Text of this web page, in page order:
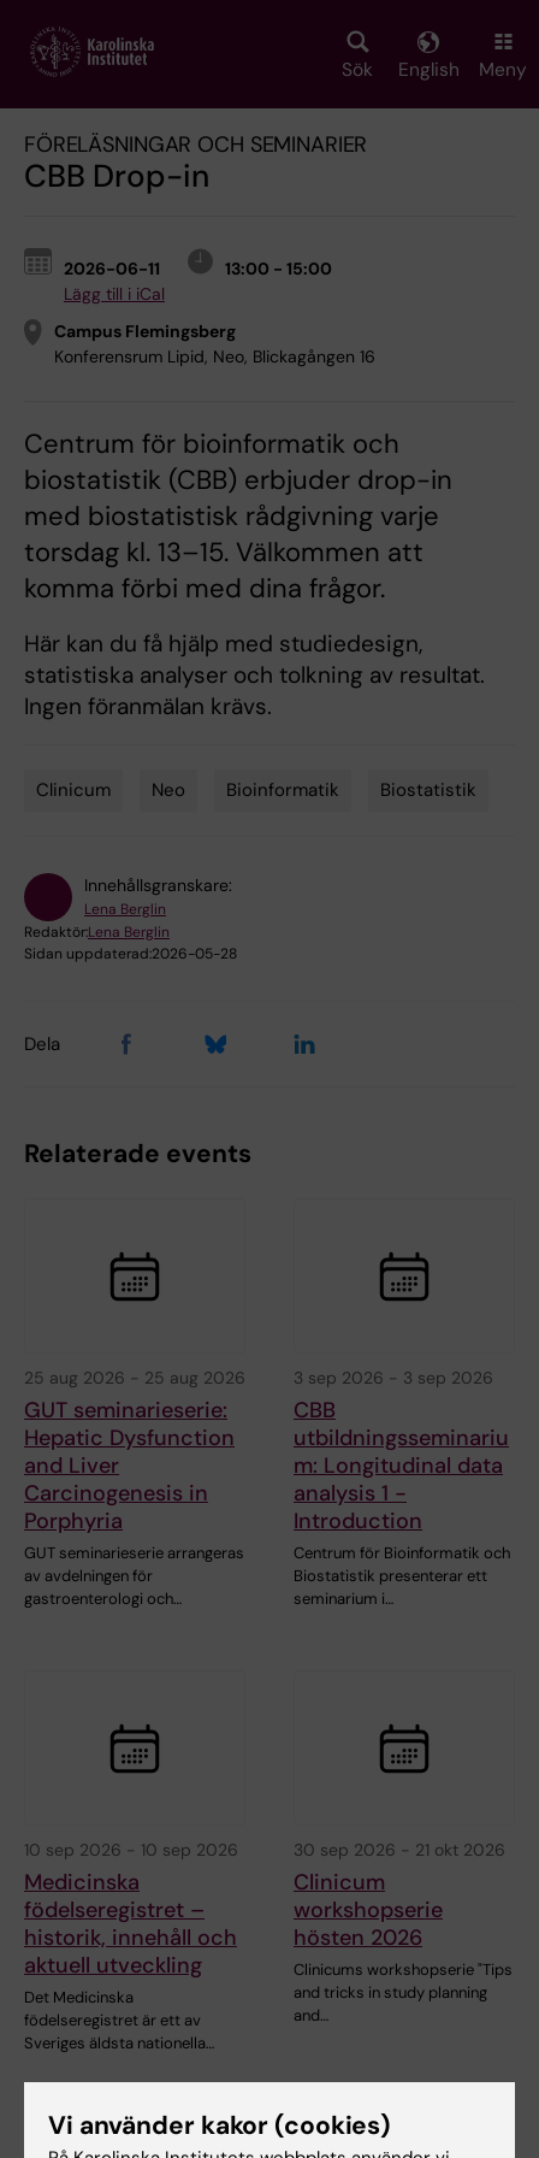
main
Sök English Meny
FÖRELÄSNINGAR OCH SEMINARIER
CBB Drop-in
2026-06-11
13:00 - 15:00
Lägg till i iCal
Campus Flemingsberg
Konferensrum Lipid, Neo, Blickagången 16
Centrum för bioinformatik och
biostatistik (CBB) erbjuder drop-in
med biostatistisk rådgivning varje
torsdag kl. 13–15. Välkommen att
komma förbi med dina frågor.
Här kan du få hjälp med studiedesign,
statistiska analyser och tolkning av resultat.
Ingen föranmälan krävs.
Clinicum Neo Bioinformatik Biostatistik
Innehållsgranskare:
Lena Berglin
Redaktör:Lena Berglin
Sidan uppdaterad:2026-05-28
Dela
Relaterade events
25 aug 2026 - 25 aug 2026
GUT seminarieserie:
Hepatic Dysfunction
and Liver
Carcinogenesis in
Porphyria
GUT seminarieserie arrangeras
av avdelningen för
gastroenterologi och…
3 sep 2026 - 3 sep 2026
CBB
utbildningsseminariu
m: Longitudinal data
analysis 1 -
Introduction
Centrum för Bioinformatik och
Biostatistik presenterar ett
seminarium i…
10 sep 2026 - 10 sep 2026
Medicinska
födelseregistret –
historik, innehåll och
aktuell utveckling
Det Medicinska
födelseregistret är ett av
Sveriges äldsta nationella…
30 sep 2026 - 21 okt 2026
Clinicum
workshopserie
hösten 2026
Clinicums workshopserie "Tips
and tricks in study planning
and…
Vi använder kakor (cookies)